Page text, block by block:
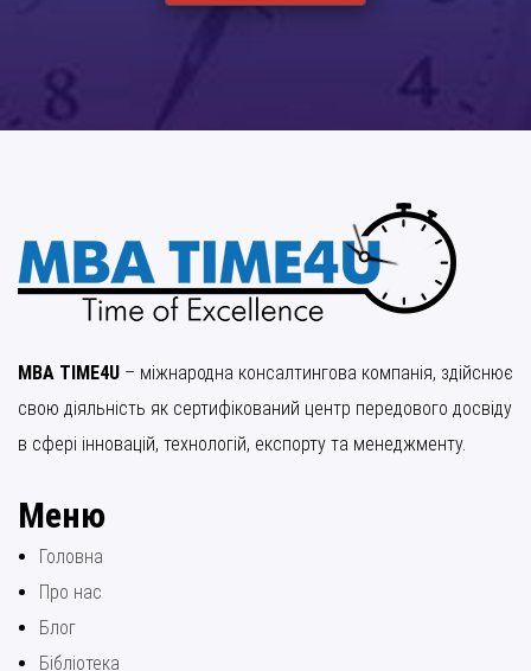
MBA TIME4U – міжнародна консалтингова компанія, здійснює
свою діяльність як сертифікований центр передового досвіду
в сфері інновацій, технологій, експорту та менеджменту.
Меню
Головна
Про нас
Блог
Бібліотека